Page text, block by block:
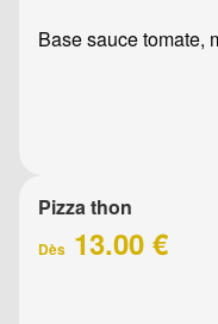
Base sauce tomate,
Pizza thon
Dès 13.00 €